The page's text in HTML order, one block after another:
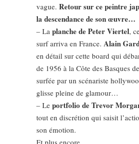
vague. Retour sur ce peintre
la descendance de son œuvre…
– La planche de Peter Viertel,
surf arriva en France. Alain
en détail sur cette board qui
de 1956 à la Côte des Basques
surfée par un scénariste
glisse pleine de glamour…
– Le portfolio de Trevor
tout en discrétion qui saisit
son émotion.